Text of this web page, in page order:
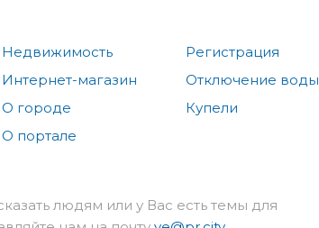
Недвижимость
Интернет-магазин
О городе
О портале
Регистрация
Отключение воды
Купели
людям или у Вас есть темы для